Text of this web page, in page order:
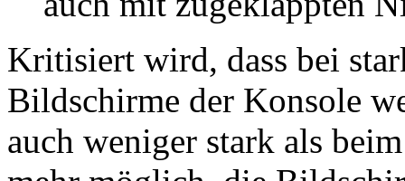
Kritisiert wird, dass bei
Bildschirme der Konsole
auch weniger stark als